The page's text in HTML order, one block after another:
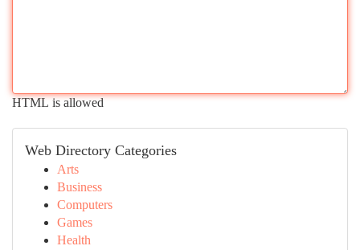
HTML is allowed
Web Directory Categories
Arts
Business
Computers
Games
Health